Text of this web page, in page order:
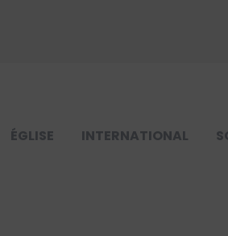
ÉGLISE INTERNATIONAL